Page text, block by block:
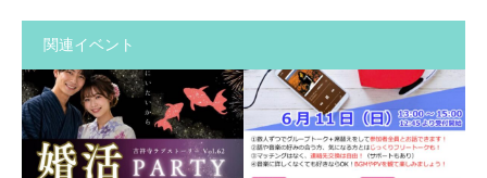
関連イベント